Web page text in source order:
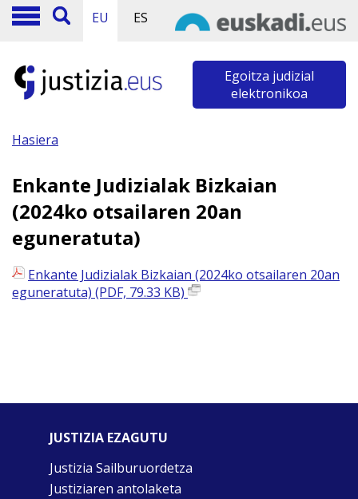
EU ES
Egoitza judizial
elektronikoa
Hasiera
Enkante Judizialak Bizkaian
(2024ko otsailaren 20an
eguneratuta)
Enkante Judizialak Bizkaian (2024ko otsailaren 20an
eguneratuta) (PDF, 79.33 KB)
JUSTIZIA EZAGUTU
Justizia Sailburuordetza
Justiziaren antolaketa